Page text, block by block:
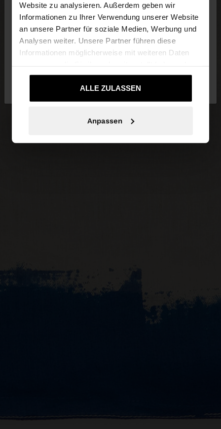
Website zu analysieren. Außerdem geben wir
Informationen zu Ihrer Verwendung unserer Website
an unsere Partner für soziale Medien, Werbung und
Analysen weiter. Unsere Partner führen diese
Informationen möglicherweise mit weiteren Daten
die sie im Rahmen Ihrer Nutzung der Dienste
gesammelt haben.ALLE ZULASSEN
Anpassen
Sie greifen von Austria auf die Website zu.
Möchten Sie unsere United States Website
Ja, bringen Sie mich zu
United States